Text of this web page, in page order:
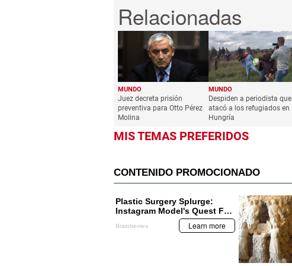
MUNDO
Juez decreta prisión
preventiva para Otto Pérez
Molina
MUNDO
Despiden a periodista que
atacó a los refugiados en
Hungría
MIS TEMAS PREFERIDOS